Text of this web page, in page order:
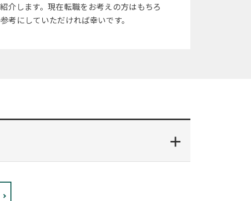
介します。現在転職をお考えの方はもちろ
にしていただければ幸いです。